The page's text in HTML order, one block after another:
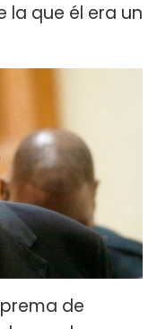
la que él era un
de